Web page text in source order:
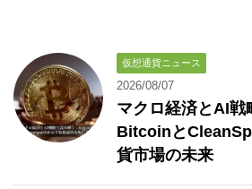
仮想通貨ニュース
2026/08/07
マクロ経済とAI戦
Bitcoinと
貨市場の未来